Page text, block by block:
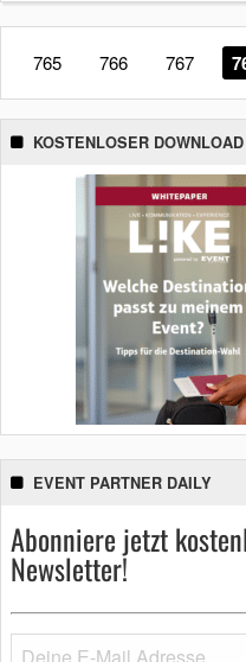
765 766 767
KOSTENLOSER DOWNLOAD
EVENT PARTNER DAILY
Abonniere jetzt
Newsletter!